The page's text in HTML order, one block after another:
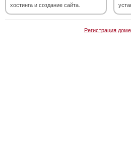
хостинга и создание сайта.
Регистрация